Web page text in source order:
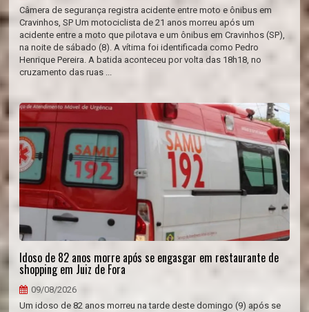
Câmera de segurança registra acidente entre moto e ônibus em
Cravinhos, SP Um motociclista de 21 anos morreu após um
acidente entre a moto que pilotava e um ônibus em Cravinhos (SP),
na noite de sábado (8). A vítima foi identificada como Pedro
Henrique Pereira. A batida aconteceu por volta das 18h18, no
cruzamento das ruas ...
Idoso de 82 anos morre após se engasgar em restaurante de
shopping em Juiz de Fora
09/08/2026
Um idoso de 82 anos morreu na tarde deste domingo (9) após se